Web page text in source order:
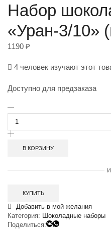
Набор
«Уран-3/10»
1190 ₽
4 человек изучают этот
Доступно для предзаказа
товара
Набор
"Уран-3/10"
В КОРЗИНУ
КУПИТЬ
Добавить в мой желания
Категория: Шоколадные наборы
Поделиться: